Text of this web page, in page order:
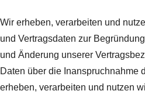
Wir erheben, verarbeiten und
und Vertragsdaten zur
und Änderung unserer
Daten über die Inanspruchnahme
erheben, verarbeiten und nutzen